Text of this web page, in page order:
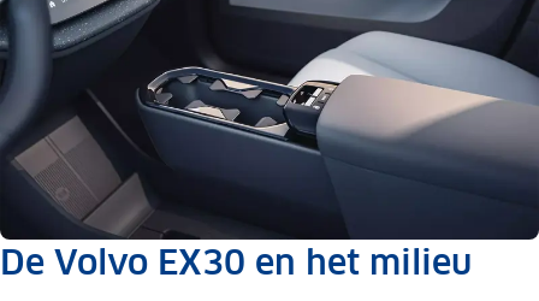
De Volvo EX30 en het milieu